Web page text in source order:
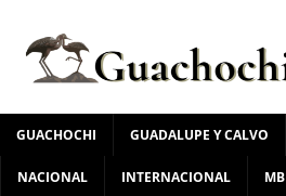
GUACHOCHI GUADALUPE Y CALVO
NACIONAL INTERNACIONAL MB